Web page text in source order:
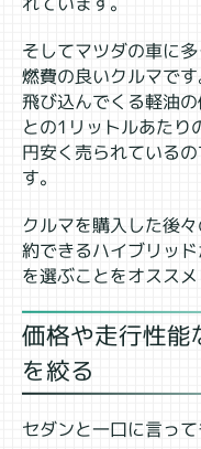
そしてマツダの車に
燃費の良いクルマで
飛び込んでくる軽油
との1リットルあた
円安く売られている
す。
クルマを購入した後
約できるハイブリッ
を選ぶことをオススメ
価格や走行性能
を絞る
セダンと一口に言っ